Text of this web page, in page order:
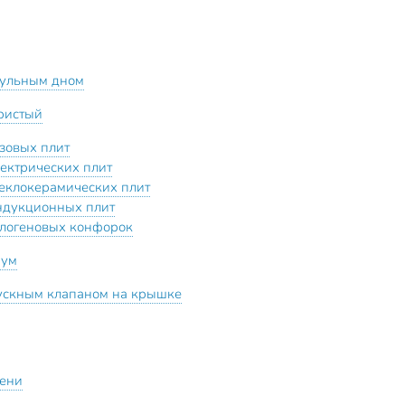
дном
плит
плит
плит
плит
конфорок
клапаном на крышке